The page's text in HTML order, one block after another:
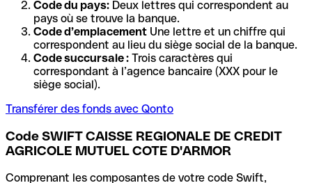
Code du pays: Deux lettres qui correspondent au
pays où se trouve la banque.
Code d’emplacement Une lettre et un chiffre qui
correspondent au lieu du siège social de la banque.
Code succursale : Trois caractères qui
correspondant à l’agence bancaire (XXX pour le
siège social).
Transférer des fonds avec Qonto
Code SWIFT CAISSE REGIONALE DE CREDIT
AGRICOLE MUTUEL COTE D'ARMOR
Comprenant les composantes de votre code Swift,